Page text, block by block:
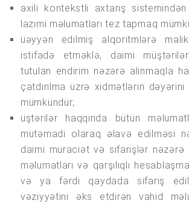
axili kontekstli axtarış
lazımi məlumatları tez tapmaq
üəyyən edilmiş alqoritmlərə
istifadə etməklə, daimi
tutulan endirim nəzərə alınmaqla
çatdırılma üzrə xidmətlərin
mümkündür;
üştərilər haqqında bütün
mütəmadi olaraq əlavə edilməsi
daimi müraciət və sifarişlər nəzərə
məlumatları və qarşılıqlı
və ya fərdi qaydada sifariş
vəziyyətini əks etdirən vahid